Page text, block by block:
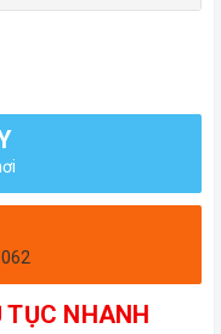
TỤC NHANH